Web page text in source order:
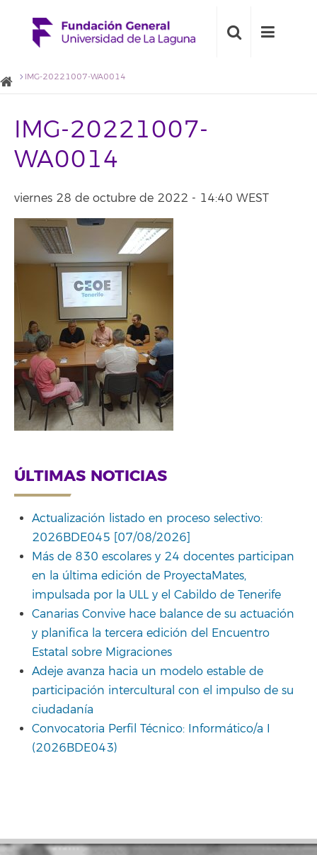
IMG-20221007-WA0014
IMG-20221007-
WA0014
viernes 28 de octubre de 2022 - 14:40 WEST
ÚLTIMAS NOTICIAS
Actualización listado en proceso selectivo:
2026BDE045 [07/08/2026]
Más de 830 escolares y 24 docentes participan
en la última edición de ProyectaMates,
impulsada por la ULL y el Cabildo de Tenerife
Canarias Convive hace balance de su actuación
y planifica la tercera edición del Encuentro
Estatal sobre Migraciones
Adeje avanza hacia un modelo estable de
participación intercultural con el impulso de su
ciudadanía
Convocatoria Perfil Técnico: Informático/a I
(2026BDE043)